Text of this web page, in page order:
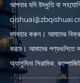
আপনার যদি উদ্ধৃতি বা
qishuai@zbqishuai.cn এ
ব্যবহার করুন। আমাদের
করবে। আমাদের পণ্যগুলিতে
অ্যালুমিনা সিরামিক,